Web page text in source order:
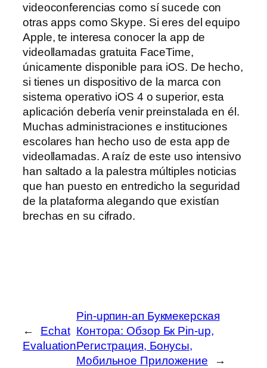
videoconferencias como sí sucede con
otras apps como Skype. Si eres del equipo
Apple, te interesa conocer la app de
videollamadas gratuita FaceTime,
únicamente disponible para iOS. De hecho,
si tienes un dispositivo de la marca con
sistema operativo iOS 4 o superior, esta
aplicación debería venir preinstalada en él.
Muchas administraciones e instituciones
escolares han hecho uso de esta app de
videollamadas. A raíz de este uso intensivo
han saltado a la palestra múltiples noticias
que han puesto en entredicho la seguridad
de la plataforma alegando que existían
brechas en su cifrado.
←
Echat
Evaluation
Pin-upпин-ап Букмекерская
Контора: Обзор Бк Pin-up,
Регистрация, Бонусы,
Мобильное Приложение
→